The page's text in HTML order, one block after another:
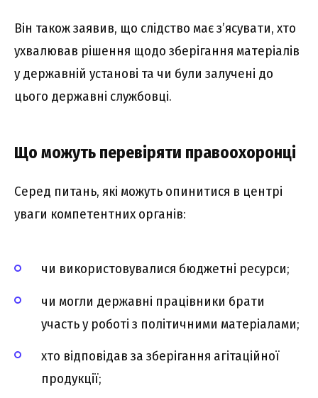
Він також заявив, що слідство має з’ясувати, хто
ухвалював рішення щодо зберігання матеріалів
у державній установі та чи були залучені до
цього державні службовці.
Що можуть перевіряти правоохоронці
Серед питань, які можуть опинитися в центрі
уваги компетентних органів:
чи використовувалися бюджетні ресурси;
чи могли державні працівники брати
участь у роботі з політичними матеріалами;
хто відповідав за зберігання агітаційної
продукції;